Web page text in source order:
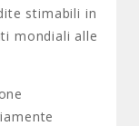
stimabili in
mondiali alle